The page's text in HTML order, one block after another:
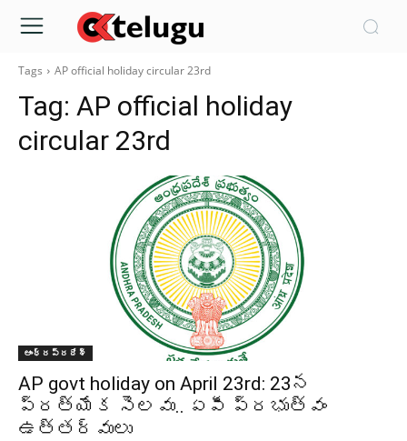
Tags AP official holiday circular 23rd
Tag: AP official holiday
circular 23rd
ఆంధ్రప్రదేశ్‌
AP govt holiday on April 23rd: 23న
ప్రత్యేక సెలవు.. ఏపీ ప్రభుత్వం
ఉత్తర్వులు